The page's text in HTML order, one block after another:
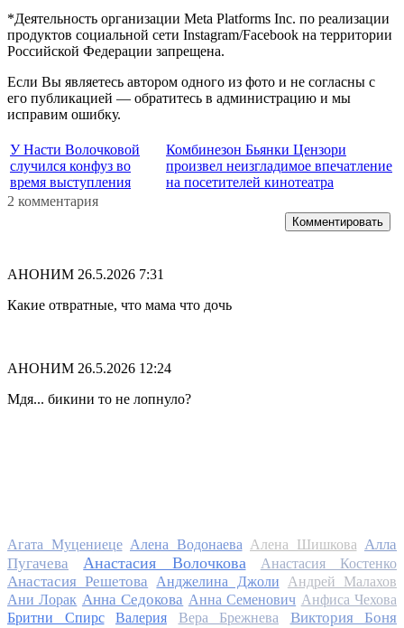
*Деятельность организации Meta Platforms Inc. по реализации
продуктов социальной сети Instagram/Facebook на территории
Российской Федерации запрещена.
Если Вы являетесь автором одного из фото и не согласны с
его публикацией — обратитесь в администрацию и мы
исправим ошибку.
У Насти Волочковой
случился конфуз во
время выступления
Комбинезон Бьянки Цензори
произвел неизгладимое впечатление
на посетителей кинотеатра
2 комментария
Комментировать
АНОНИМ 26.5.2026 7:31
Какие отвратные, что мама что дочь
АНОНИМ 26.5.2026 12:24
Мдя... бикини то не лопнуло?
Агата Муцениеце Алена Водонаева Алена Шишкова Алла
Пугачева
Анастасия Волочкова Анастасия Костенко
Анастасия Решетова Анджелина Джоли
Андрей Малахов
Ани Лорак Анна Седокова Анна Семенович Анфиса Чехова
Бритни Спирс
Валерия Вера Брежнева Виктория Боня